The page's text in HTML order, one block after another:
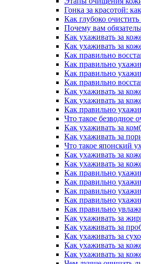
Гонка за красотой:
Как глубоко
Почему вам
Как ухаживать за
Как ухаживать за
Как правильно
Как правильно
Как правильно
Как правильно
Как ухаживать за
Как ухаживать за
Как правильно
Что такое безводное
Как ухаживать за
Как ухаживать за
Что такое японский
Как ухаживать за
Как ухаживать за
Как правильно
Как правильно
Как правильно
Как правильно
Как правильно
Как ухаживать за
Как ухаживать за
Как ухаживать за
Как ухаживать за
Как ухаживать за